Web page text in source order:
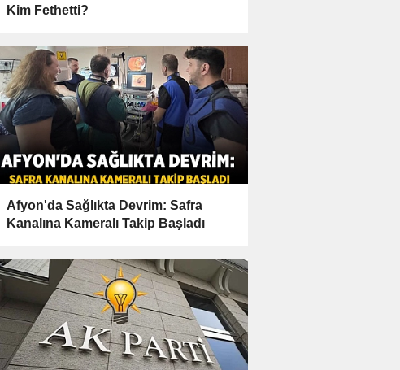
Kim Fethetti?
Afyon'da Sağlıkta Devrim: Safra
Kanalına Kameralı Takip Başladı